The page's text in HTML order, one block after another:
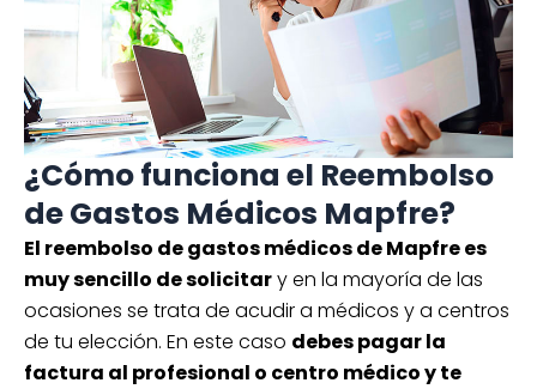
¿Cómo funciona el Reembolso
de Gastos Médicos Mapfre?
El reembolso de gastos médicos de Mapfre es
muy sencillo de solicitary en la mayoría de las
ocasiones se trata de acudir a médicos y a centros
de tu elección. En este caso debes pagar la
factura al profesional o centro médico y te